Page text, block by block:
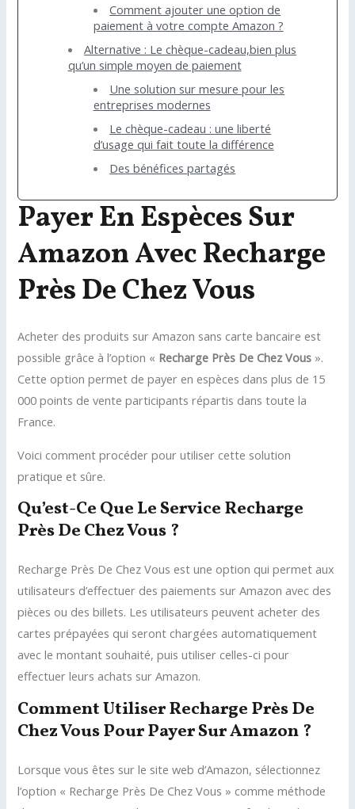
Comment ajouter une option de
paiement à votre compte Amazon ?
Alternative : Le chèque-cadeau,bien plus
qu’un simple moyen de paiement
Une solution sur mesure pour les
entreprises modernes
Le chèque-cadeau : une liberté
d’usage qui fait toute la différence
Des bénéfices partagés
Payer En Espèces Sur
Amazon Avec Recharge
Près De Chez Vous
Acheter des produits sur Amazon sans carte bancaire est
possible grâce à l’option « Recharge Près De Chez Vous ».
Cette option permet de payer en espèces dans plus de 15
000 points de vente participants répartis dans toute la
France.
Voici comment procéder pour utiliser cette solution
pratique et sûre.
Qu’est-Ce Que Le Service Recharge
Près De Chez Vous ?
Recharge Près De Chez Vous est une option qui permet aux
utilisateurs d’effectuer des paiements sur Amazon avec des
pièces ou des billets. Les utilisateurs peuvent acheter des
cartes prépayées qui seront chargées automatiquement
avec le montant souhaité, puis utiliser celles-ci pour
effectuer leurs achats sur Amazon.
Comment Utiliser Recharge Près De
Chez Vous Pour Payer Sur Amazon ?
Lorsque vous êtes sur le site web d’Amazon, sélectionnez
l’option « Recharge Près De Chez Vous » comme méthode